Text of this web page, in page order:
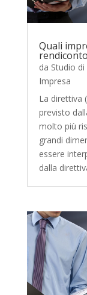
Quali
da Studio
Impresa
La direttiva
previsto
molto più
grandi
essere
dalla